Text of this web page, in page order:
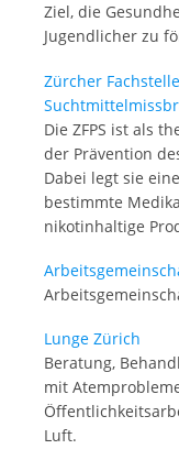
Ziel, die
Jugendlicher zu
Zürcher
Die ZFPS ist als
der Prävention
Dabei legt sie
bestimmte
nikotinhaltige
Lunge Zürich
Beratung,
mit
Luft.